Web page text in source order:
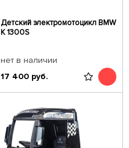
Детский электромотоцикл BMW
K 1300S
нет в наличии
17 400 руб.